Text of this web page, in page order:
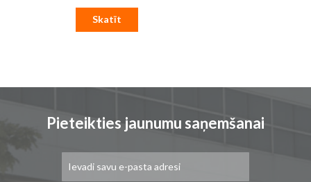
Skatīt
Pieteikties jaunumu saņemšanai